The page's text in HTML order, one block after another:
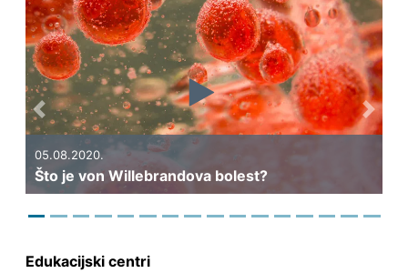
05.08.2020.
Što je von Willebrandova bolest?
Previous Next
Edukacijski centri